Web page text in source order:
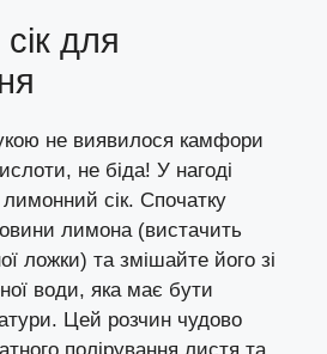
для
не виявилося камфори
не біда! У нагоді
сік. Спочатку
лимона (вистачить
ложки) та змішайте його зі
води, яка має бути
Цей розчин чудово